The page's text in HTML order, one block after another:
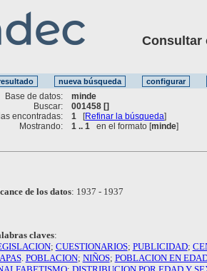
Consultar
Base de datos:
minde
Buscar:
001458 []
encontradas:
1 [Refinar la búsqueda]
Mostrando:
1 .. 1 en el formato [minde]
de los datos: 1937 - 1937
claves:
; CUESTIONARIOS; PUBLICIDAD;
. POBLACION; NIÑOS; POBLACION EN